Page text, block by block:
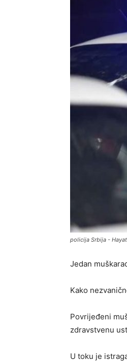
policija Srbija - Hayat
Jedan
Kako
Povrijeđeni
zdravstvenu
U toku je